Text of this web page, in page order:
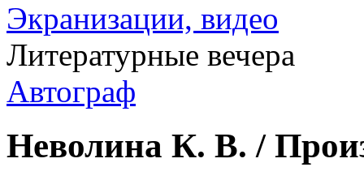
Экранизации, видео
Литературные вечера
Автограф
Неволина К. В. /